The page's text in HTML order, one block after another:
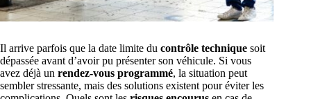
Il arrive parfois que la date limite du contrôle technique soit
dépassée avant d’avoir pu présenter son véhicule. Si vous
avez déjà un rendez-vous programmé, la situation peut
sembler stressante, mais des solutions existent pour éviter les